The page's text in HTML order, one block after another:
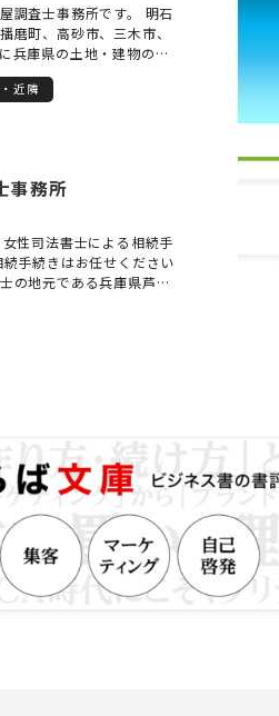
調査士事務所です。 明石
磨町、高砂市、三木市、
兵庫県の土地・建物の登
ます。 当事務所は司法書
続した建物が登記されて
気軽にご相談ください。
近隣
事務所
性司法書士による相続手
手続きはお任せください
の地元である兵庫県芦屋
相続手続きを行っている
貢献の想いで司法書士事
こともあるため、遺産額
や工程数を報酬決定の際
、ご依頼いただくお客様
酬設定をするよう心がけ
を活かし、芦屋市内の案
芦屋市の主要エリアに事
隣に銀行、信託銀行、芦
ーや郵便局があるため、